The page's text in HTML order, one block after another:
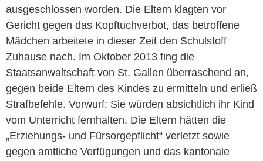
ausgeschlossen worden. Die Eltern klagten vor
Gericht gegen das Kopftuchverbot, das betroffene
Mädchen arbeitete in dieser Zeit den Schulstoff
Zuhause nach. Im Oktober 2013 fing die
Staatsanwaltschaft von St. Gallen überraschend an,
gegen beide Eltern des Kindes zu ermitteln und erließ
Strafbefehle. Vorwurf: Sie würden absichtlich ihr Kind
vom Unterricht fernhalten. Die Eltern hätten die
„Erziehungs- und Fürsorgepflicht“ verletzt sowie
gegen amtliche Verfügungen und das kantonale